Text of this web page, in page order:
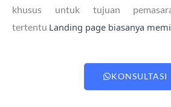
khusus untuk tujuan
tertentu Landing page biasanya
KONSULTASI